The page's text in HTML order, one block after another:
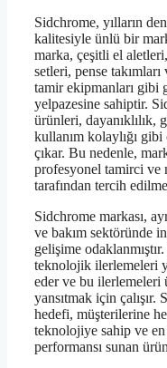
Sidchrome, yılların
kalitesiyle ünlü bir
marka, çeşitli el
setleri, pense
tamir ekipmanları gibi
yelpazesine sahiptir.
ürünleri, dayanıklılık,
kullanım kolaylığı
çıkar. Bu nedenle,
profesyonel tamirci ve
tarafından tercih
Sidchrome markası,
ve bakım sektöründe
gelişime
teknolojik ilerlemeleri
eder ve bu ilerlemeleri
yansıtmak için çalışır.
hedefi, müşterilerine
teknolojiye sahip ve
performansı sunan